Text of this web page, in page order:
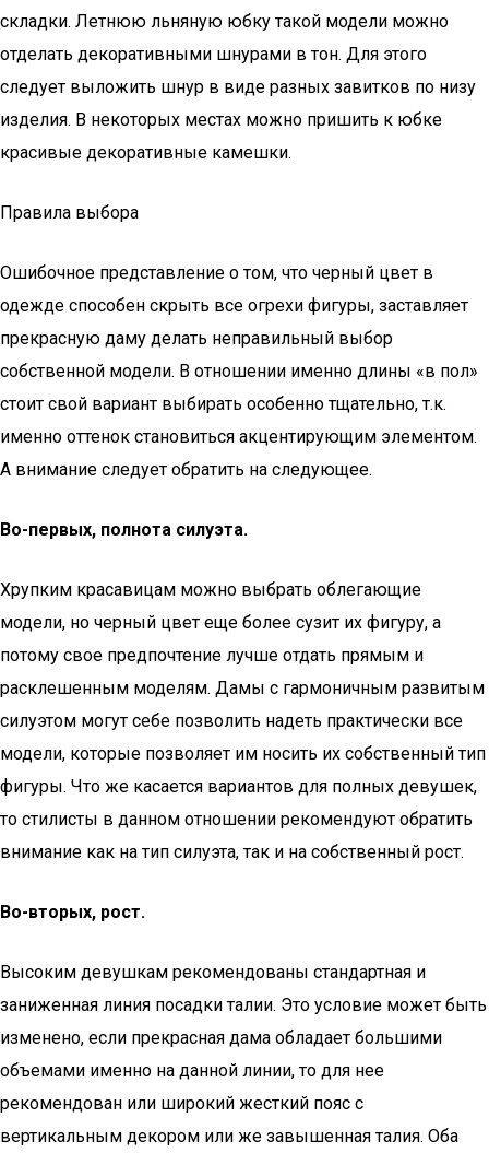
складки. Летнюю льняную юбку такой модели можно
отделать декоративными шнурами в тон. Для этого
следует выложить шнур в виде разных завитков по низу
изделия. В некоторых местах можно пришить к юбке
красивые декоративные камешки.
Правила выбора
Ошибочное представление о том, что черный цвет в
одежде способен скрыть все огрехи фигуры, заставляет
прекрасную даму делать неправильный выбор
собственной модели. В отношении именно длины «в пол»
стоит свой вариант выбирать особенно тщательно, т.к.
именно оттенок становиться акцентирующим элементом.
А внимание следует обратить на следующее.
Во-первых, полнота силуэта.
Хрупким красавицам можно выбрать облегающие
модели, но черный цвет еще более сузит их фигуру, а
потому свое предпочтение лучше отдать прямым и
расклешенным моделям. Дамы с гармоничным развитым
силуэтом могут себе позволить надеть практически все
модели, которые позволяет им носить их собственный тип
фигуры. Что же касается вариантов для полных девушек,
то стилисты в данном отношении рекомендуют обратить
внимание как на тип силуэта, так и на собственный рост.
Во-вторых, рост.
Высоким девушкам рекомендованы стандартная и
заниженная линия посадки талии. Это условие может быть
изменено, если прекрасная дама обладает большими
объемами именно на данной линии, то для нее
рекомендован или широкий жесткий пояс с
вертикальным декором или же завышенная талия. Оба